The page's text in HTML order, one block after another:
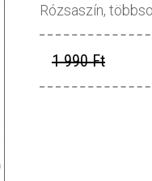
Rózsaszín,
1 990 Ft